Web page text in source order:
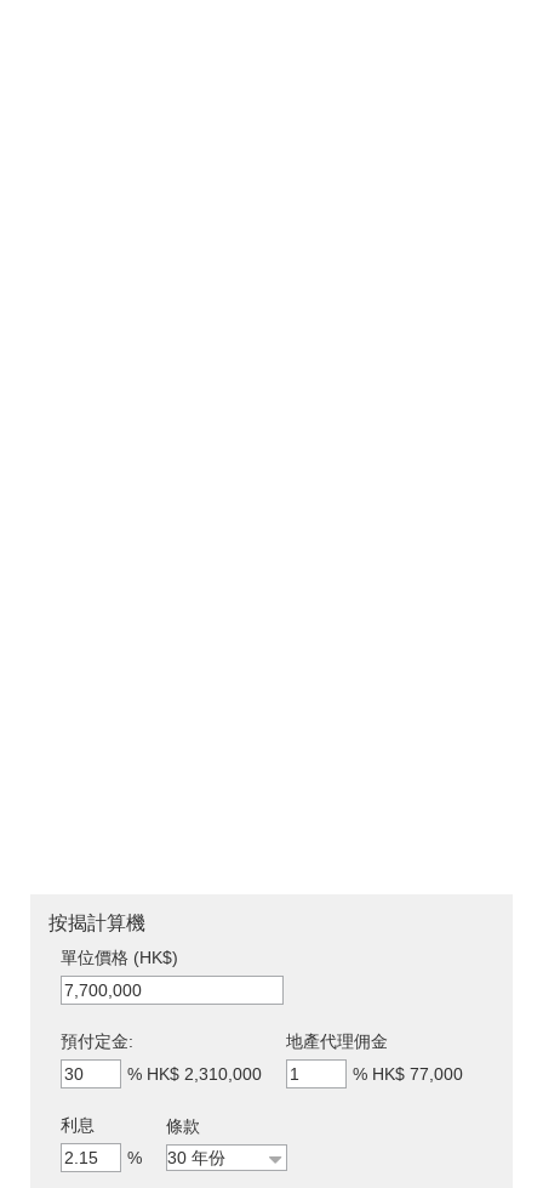
按揭計算機
單位價格 (HK$)
預付定金:
% HK$ 2,310,000
地產代理佣金
% HK$ 77,000
利息
%
條款